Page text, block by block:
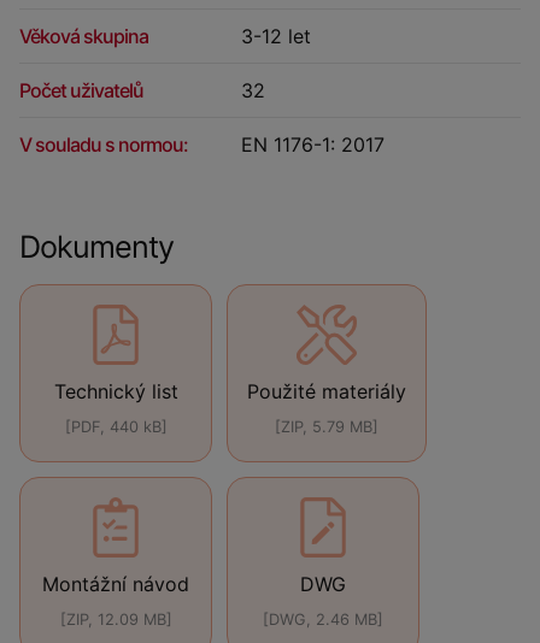
Věková skupina 3-12 let
Počet uživatelů 32
V souladu s normou: EN 1176-1: 2017
Dokumenty
Technický list
[PDF, 440 kB]
Použité materiály
[ZIP, 5.79 MB]
Montážní návod
[ZIP, 12.09 MB]
DWG
[DWG, 2.46 MB]